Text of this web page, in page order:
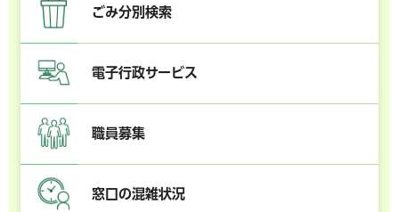
ごみ分別検索
電子行政サービス
職員募集
窓口の混雑状況